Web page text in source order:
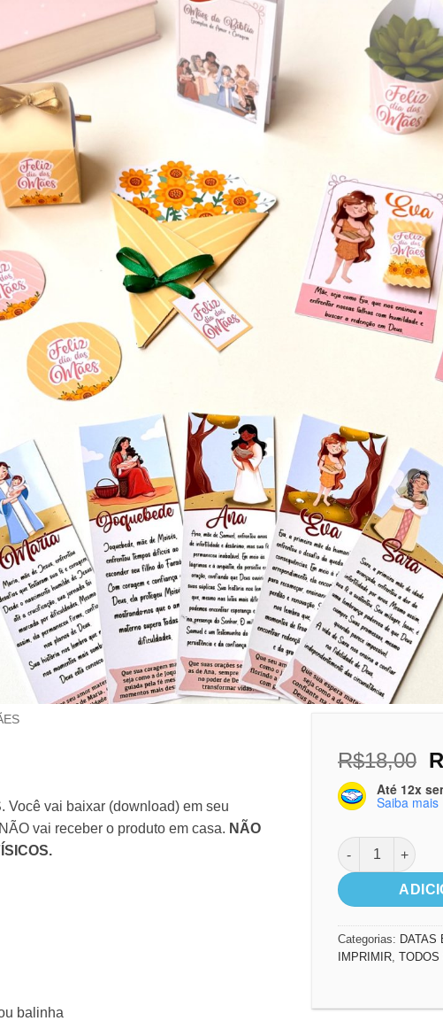
Você vai baixar (download) em seu
vai receber o produto em casa. NÃO
balinha
R$18,00
Até 12x
Saiba mais
Mães da Bíblia 2
Categorias: DATAS
IMPRIMIR TODOS